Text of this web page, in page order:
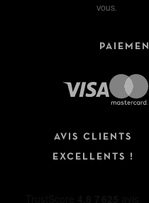
vous.
AVIS CLIENTS
EXCELLENTS !